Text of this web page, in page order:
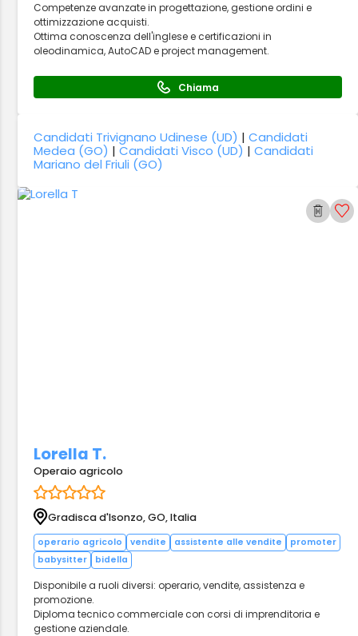
Competenze avanzate in progettazione, gestione ordini e
ottimizzazione acquisti.
Ottima conoscenza dell'inglese e certificazioni in
oleodinamica, AutoCAD e project management.
Chiama
Candidati Trivignano Udinese (UD) |Candidati
Medea (GO) |Candidati Visco (UD) |Candidati
Mariano del Friuli (GO)
Lorella T.
Operaio agricolo
Gradisca d'Isonzo, GO, Italia
operario agricolo vendite assistente alle vendite
promoter
babysitter
bidella
Disponibile a ruoli diversi: operario, vendite, assistenza e
promozione.
Diploma tecnico commerciale con corsi di imprenditoria e
gestione aziendale.